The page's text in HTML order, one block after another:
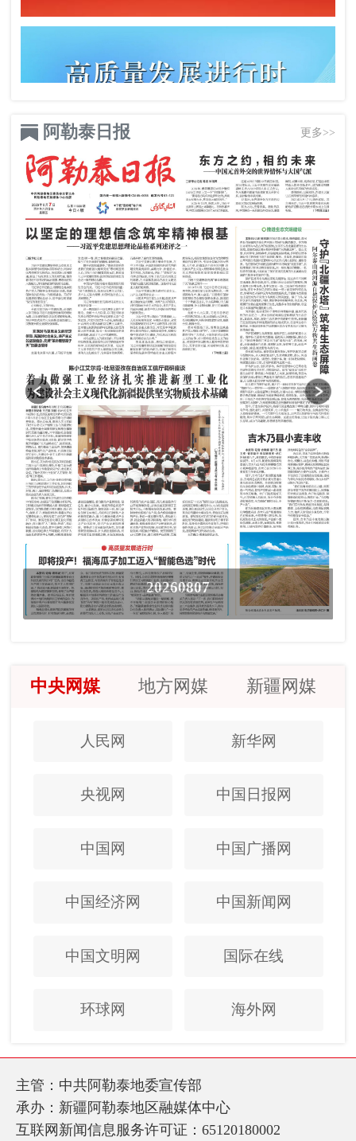
阿勒泰日报 更多>>
20260807
中央网媒 地方网媒 新疆网媒
人民网 新华网
央视网 中国日报网
中国网 中国广播网
中国经济网 中国新闻网
中国文明网 国际在线
环球网 海外网
主管：中共阿勒泰地委宣传部
承办：新疆阿勒泰地区融媒体中心
互联网新闻信息服务许可证：65120180002